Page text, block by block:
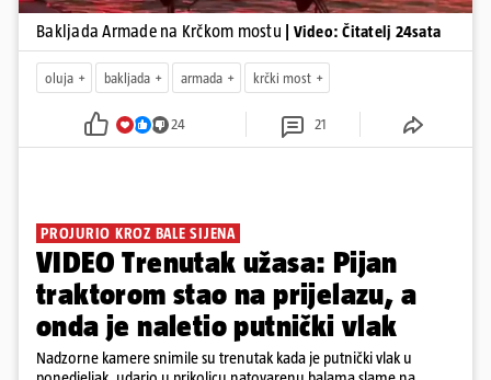
Bakljada Armade na Krčkom mostu | Video: Čitatelj 24sata
oluja bakljada armada krčki most
24 21
PROJURIO KROZ BALE SIJENA
VIDEO Trenutak užasa: Pijan
traktorom stao na prijelazu, a
onda je naletio putnički vlak
Nadzorne kamere snimile su trenutak kada je putnički vlak u